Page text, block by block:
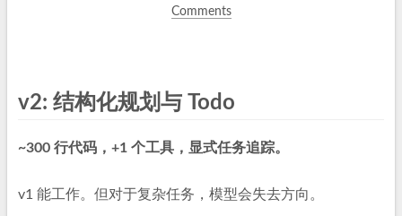
Comments
v2: 结构化规划与 Todo
~300 行代码，+1 个工具，显式任务追踪。
v1 能工作。但对于复杂任务，模型会失去方向。